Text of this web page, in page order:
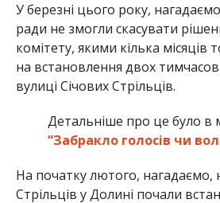
У березні цього року,
ради не змогли скасувати
комітету, якими кілька місяців
на встановлення двох
вулиці Січових Стрільців.
Детальніше про це було в
“Забракло голосів чи
На початку лютого, нагадаємо,
Стрільців у Долині почали